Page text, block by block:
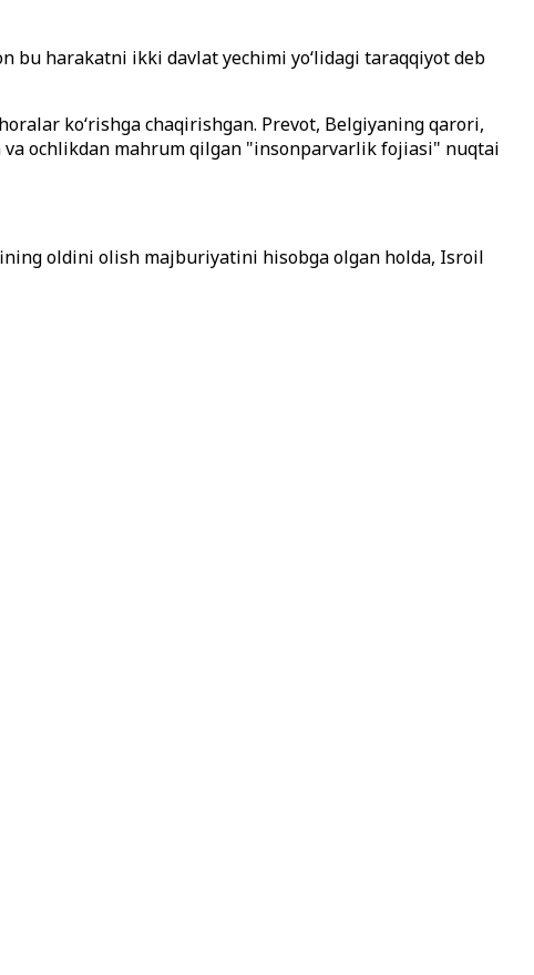
bu harakatni ikki davlat yechimi yoʻlidagi taraqqiyot deb
ko‘rishga chaqirishgan. Prevot, Belgiyaning qarori,
ochlikdan mahrum qilgan "insonparvarlik fojiasi" nuqtai
oldini olish majburiyatini hisobga olgan holda, Isroil